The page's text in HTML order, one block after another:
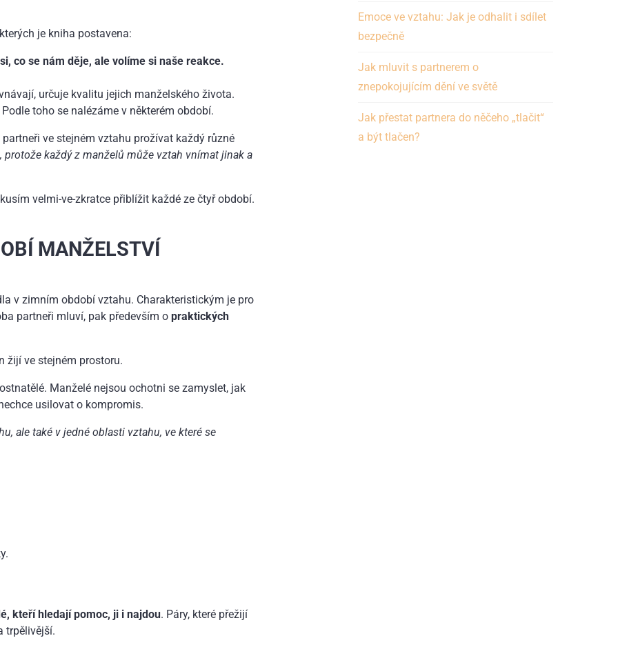
je kniha postavena:
co se nám děje, ale volíme si naše reakce.
určuje kvalitu jejich manželského života.
Podle toho se nalézáme v některém období.
ve stejném vztahu prožívat každý různé
protože každý z manželů může vztah vnímat jinak a
velmi-ve-zkratce přiblížit každé ze čtyř období.
MANŽELSTVÍ
v zimním období vztahu. Charakteristickým je pro
partneři mluví, pak především o praktických
žijí ve stejném prostoru.
Manželé nejsou ochotni se zamyslet, jak
usilovat o kompromis.
ale také v jedné oblasti vztahu, ve které se
kteří hledají pomoc, ji i najdou. Páry, které přežijí
trpělivější.
Emoce ve vztahu: Jak je odhalit i sdílet
bezpečně
Jak mluvit s partnerem o
znepokojujícím dění ve světě
Jak přestat partnera do něčeho „tlačit“
a být tlačen?